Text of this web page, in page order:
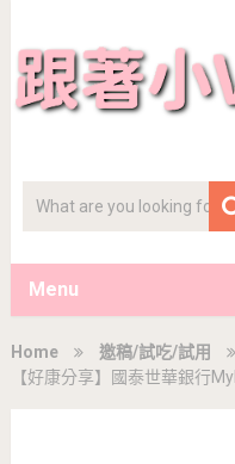
Menu
Home
邀稿/試吃/試用
【好康分享】國泰世華銀行